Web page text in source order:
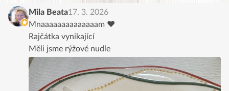
Mila Beata17. 3. 2026
Mnaaaaaaaaaaaaaam ♥️
Rajčátka vynikající
Měli jsme rýžové nudle